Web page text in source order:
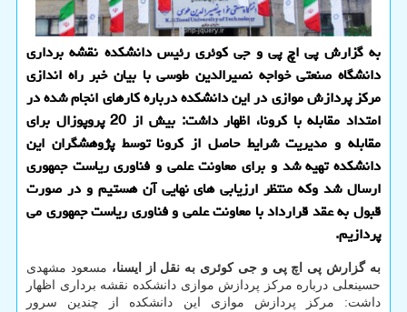
به گزارش پی اچ پی و جی كوئری رئیس دانشكده نقشه برداری
دانشگاه صنعتی خواجه نصیرالدین طوسی با بیان خبر راه اندازی
مركز پردازش موازی در این دانشكده درباره كارهای انجام شده در
امتداد مقابله با كرونا، اظهار داشت: بیش از 20 پروپوزال برای
مقابله و مدیریت شرایط حاصل از كرونا توسط پژوهشگران این
دانشكده تهیه شد و برای معاونت علمی و فناوری ریاست جمهوری
ارسال شد وكه منتظر ارزیابی های نهایی آن هستیم و در صورت
قبول به عقد قرارداد با معاونت علمی و فناوری ریاست جمهوری می
پردازیم.
به گزارش پی اچ پی و جی کوئری به نقل از ایسنا، مسعود مشهدی
حسینعلی درباره مرکز پردازش موازی دانشکده نقشه برداری اظهار
داشت: مرکز پردازش موازی این دانشکده از چندین سرور